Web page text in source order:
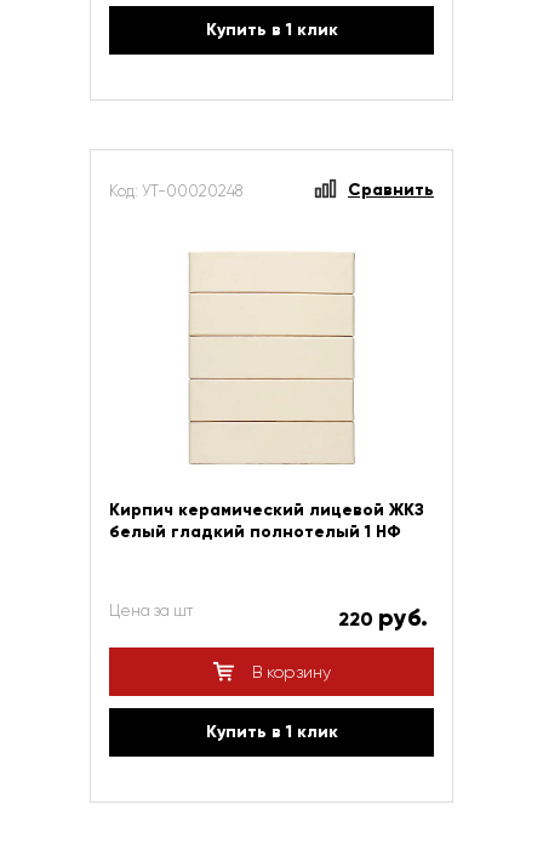
Купить в 1 клик
Код: УТ-00020248 Сравнить
Кирпич керамический лицевой ЖКЗ
белый гладкий полнотелый 1 НФ
Цена за шт 220 руб.
В корзину
Купить в 1 клик